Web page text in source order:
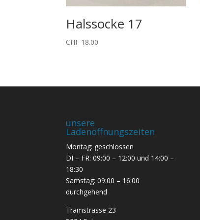
Halssocke 17
CHF 18.00
unsere
Ladenöffnungszeiten
Montag: geschlossen
DI – FR: 09:00 – 12:00 und 14:00 –
18:30
Samstag: 09:00 – 16:00
durchgehend
Tramstrasse 23